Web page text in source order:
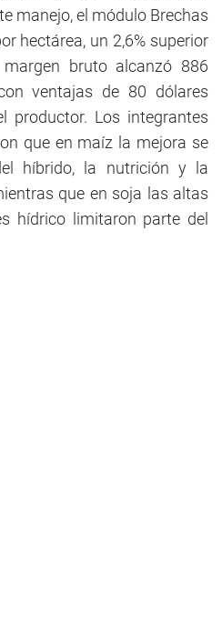
manejo, el módulo Brechas
hectárea, un 2,6% superior
bruto alcanzó 886
ventajas de 80 dólares
productor. Los integrantes
que en maíz la mejora se
híbrido, la nutrición y la
que en soja las altas
hídrico limitaron parte del